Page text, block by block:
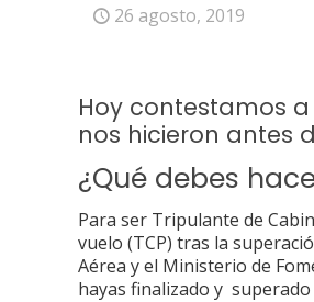
26 agosto, 2019
Hoy contestamos
nos hicieron antes
¿Qué debes
Para ser Tripulante de
vuelo (TCP) tras la
Aérea y el Ministerio de
hayas finalizado y